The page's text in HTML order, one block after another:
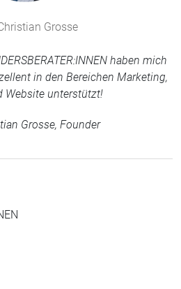
Grosse
haben mich
in den Bereichen Marketing,
Website unterstützt!
Grosse, Founder